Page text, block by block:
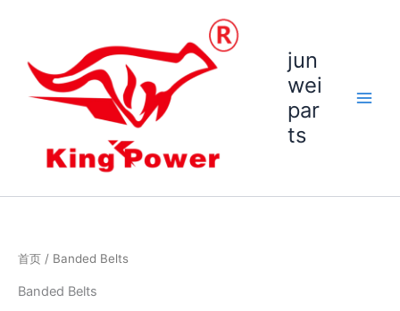
jun
wei
par
ts
首页 / Banded Belts
Banded Belts